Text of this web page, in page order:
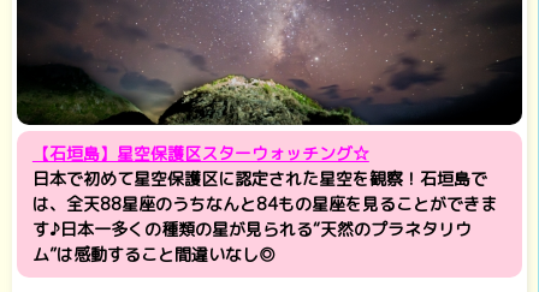
【石垣島】星空保護区スターウォッチング☆
日本で初めて星空保護区に認定された星空を観察！石垣島で
は、全天88星座のうちなんと84もの星座を見ることができま
す♪日本一多くの種類の星が見られる“天然のプラネタリウ
ム”は感動すること間違いなし◎